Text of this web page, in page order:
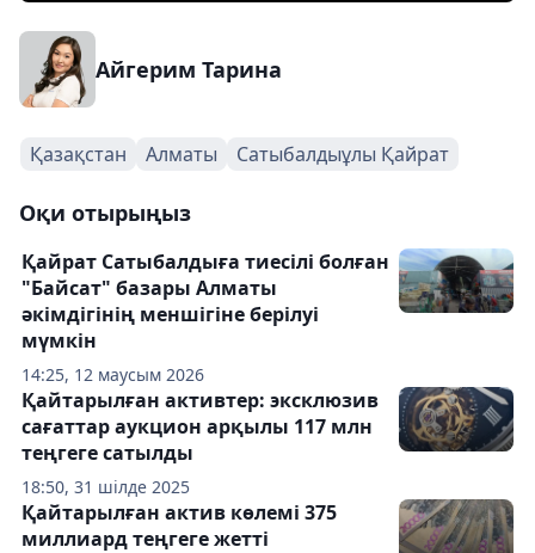
Айгерим Тарина
Қазақстан Алматы Сатыбалдыұлы Қайрат
Оқи отырыңыз
14:25, 12 маусым 2026
Қайрат Сатыбалдыға тиесілі болған
"Байсат" базары Алматы
әкімдігінің меншігіне берілуі
мүмкін
18:50, 31 шілде 2025
Қайтарылған активтер: эксклюзив
сағаттар аукцион арқылы 117 млн
теңгеге сатылды
Қайтарылған актив көлемі 375
миллиард теңгеге жетті